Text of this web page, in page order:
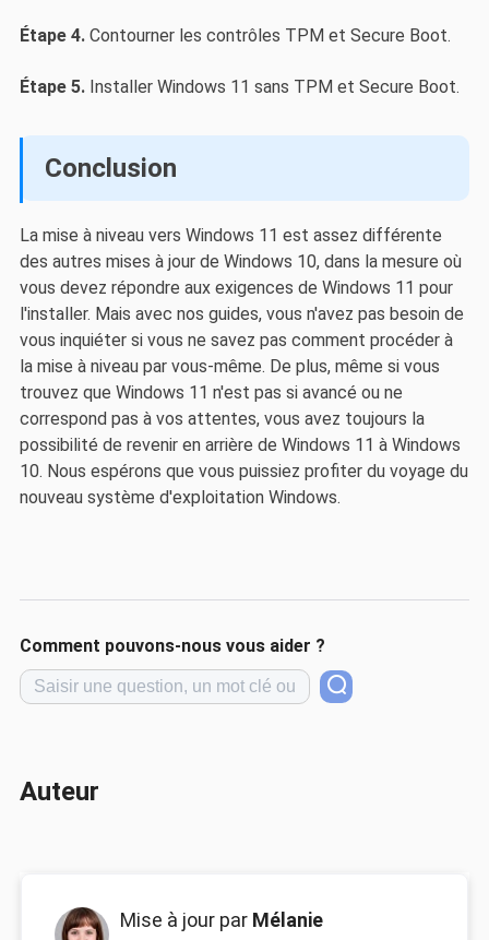
Étape 4.Contourner les contrôles TPM et Secure Boot.
Étape 5.Installer Windows 11 sans TPM et Secure Boot.
Conclusion
La mise à niveau vers Windows 11 est assez différente
des autres mises à jour de Windows 10, dans la mesure où
vous devez répondre aux exigences de Windows 11 pour
l'installer. Mais avec nos guides, vous n'avez pas besoin de
vous inquiéter si vous ne savez pas comment procéder à
la mise à niveau par vous-même. De plus, même si vous
trouvez que Windows 11 n'est pas si avancé ou ne
correspond pas à vos attentes, vous avez toujours la
possibilité de revenir en arrière de Windows 11 à Windows
10. Nous espérons que vous puissiez profiter du voyage du
nouveau système d'exploitation Windows.
Comment pouvons-nous vous aider ?
Auteur
Mise à jour par Mélanie